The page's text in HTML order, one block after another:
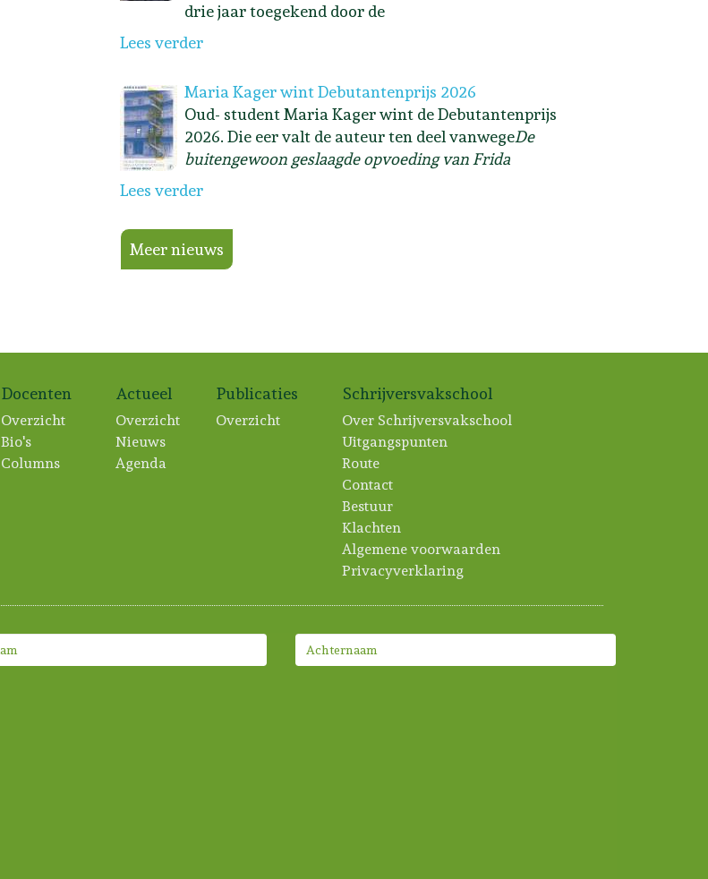
drie jaar toegekend door de
Lees verder
Maria Kager wint Debutantenprijs 2026
Oud- student Maria Kager wint de Debutantenprijs
2026. Die eer valt de auteur ten deel vanwegeDe
buitengewoon geslaagde opvoeding van Frida
Lees verder
Meer nieuws
Docenten
Overzicht
Bio's
Columns
Actueel
Overzicht
Nieuws
Agenda
Publicaties
Overzicht
Schrijversvakschool
Over Schrijversvakschool
Uitgangspunten
Route
Contact
Bestuur
Klachten
Algemene voorwaarden
Privacyverklaring